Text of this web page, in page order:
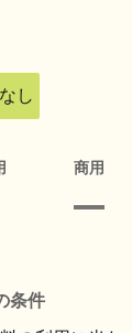
し
商用
条件